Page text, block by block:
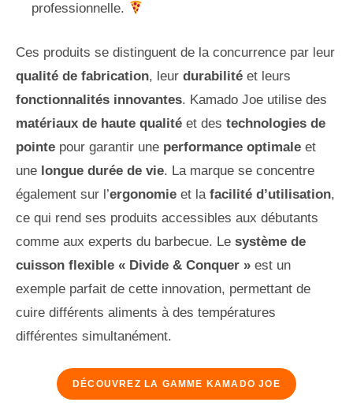
professionnelle.
Ces produits se distinguent de la concurrence par leur
qualité de fabrication, leur durabilité et leurs
fonctionnalités innovantes. Kamado Joe utilise des
matériaux de haute qualité et des technologies de
pointe pour garantir une performance optimale et
une longue durée de vie. La marque se concentre
également sur l’ergonomie et la facilité d’utilisation,
ce qui rend ses produits accessibles aux débutants
comme aux experts du barbecue. Le système de
cuisson flexible « Divide & Conquer » est un
exemple parfait de cette innovation, permettant de
cuire différents aliments à des températures
différentes simultanément.
DÉCOUVREZ LA GAMME KAMADO JOE